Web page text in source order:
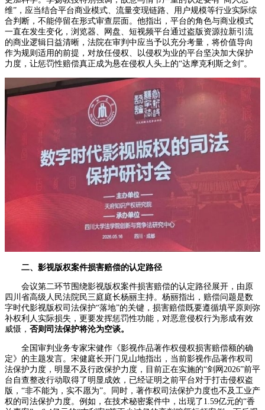
维”，应当结合平台商业模式、流量变现链路、用户规模等行业实际综
合判断，不能停留在形式审查层面。他指出，平台的角色与商业模式
一直在发生变化，浏览器、网盘、短视频平台通过盗版资源拉新引流
的商业逻辑日益清晰，法院在审判中应当予以充分考量，将价值导向
作为规则适用的前提，对放任侵权、以侵权为业的平台坚决加大保护
力度，让惩罚性赔偿真正成为悬在侵权人头上的“达摩克利斯之剑”。
二、影视版权案件损害赔偿的认定路径
会议第二环节围绕影视版权案件损害赔偿的认定路径展开，由原
四川省高级人民法院民三庭庭长杨丽主持。杨丽指出，赔偿问题是数
字时代影视版权司法保护“落地”的关键，损害赔偿既要遵循填平原则弥
补权利人实际损失，更要发挥惩罚性功能，对恶意侵权行为形成有效
威慑， 否则司法保护将沦为空谈。
全国审判业务专家宋健作《影视作品著作权侵权损害赔偿额的确
定》的主题发言。宋健庭长开门见山地指出，当前影视作品著作权司
法保护力度，明显不及行政保护力度，目前正在实施的“剑网2026”前平
台自查整改行动取得了明显成效，已经证明之前平台对于打击侵权盗
版，“非不能为，实不愿为”。同时，著作权司法保护力度也不及工业产
权的司法保护力度。例如，在技术秘密案件中，出现了1.59亿元的“香